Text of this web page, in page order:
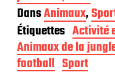
a
t
e
d
e
p
DansAnimaux,
Étiquettes Activité
Animaux de la
football Sport